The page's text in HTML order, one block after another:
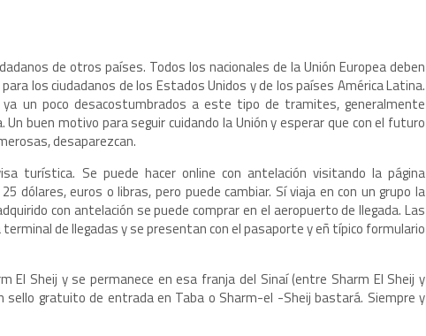
de otros países. Todos los nacionales de la Unión Europea deben
los ciudadanos de los Estados Unidos y de los países América Latina.
un poco desacostumbrados a este tipo de tramites, generalmente
buen motivo para seguir cuidando la Unión y esperar que con el futuro
desaparezcan.
turística. Se puede hacer online con antelación visitando la página
dólares, euros o libras, pero puede cambiar. Sí viaja en con un grupo la
con antelación se puede comprar en el aeropuerto de llegada. Las
de llegadas y se presentan con el pasaporte y eñ típico formulario
El Sheij y se permanece en esa franja del Sinaí (entre Sharm El Sheij y
sello gratuito de entrada en Taba o Sharm-el -Sheij bastará. Siempre y